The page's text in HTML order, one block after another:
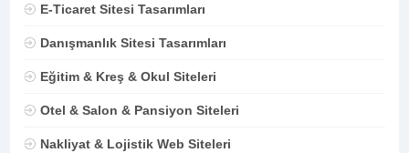
E-Ticaret Sitesi Tasarımları
Danışmanlık Sitesi Tasarımları
Eğitim & Kreş & Okul Siteleri
Otel & Salon & Pansiyon Siteleri
Nakliyat & Lojistik Web Siteleri